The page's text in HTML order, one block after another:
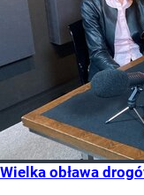
Wielka obława